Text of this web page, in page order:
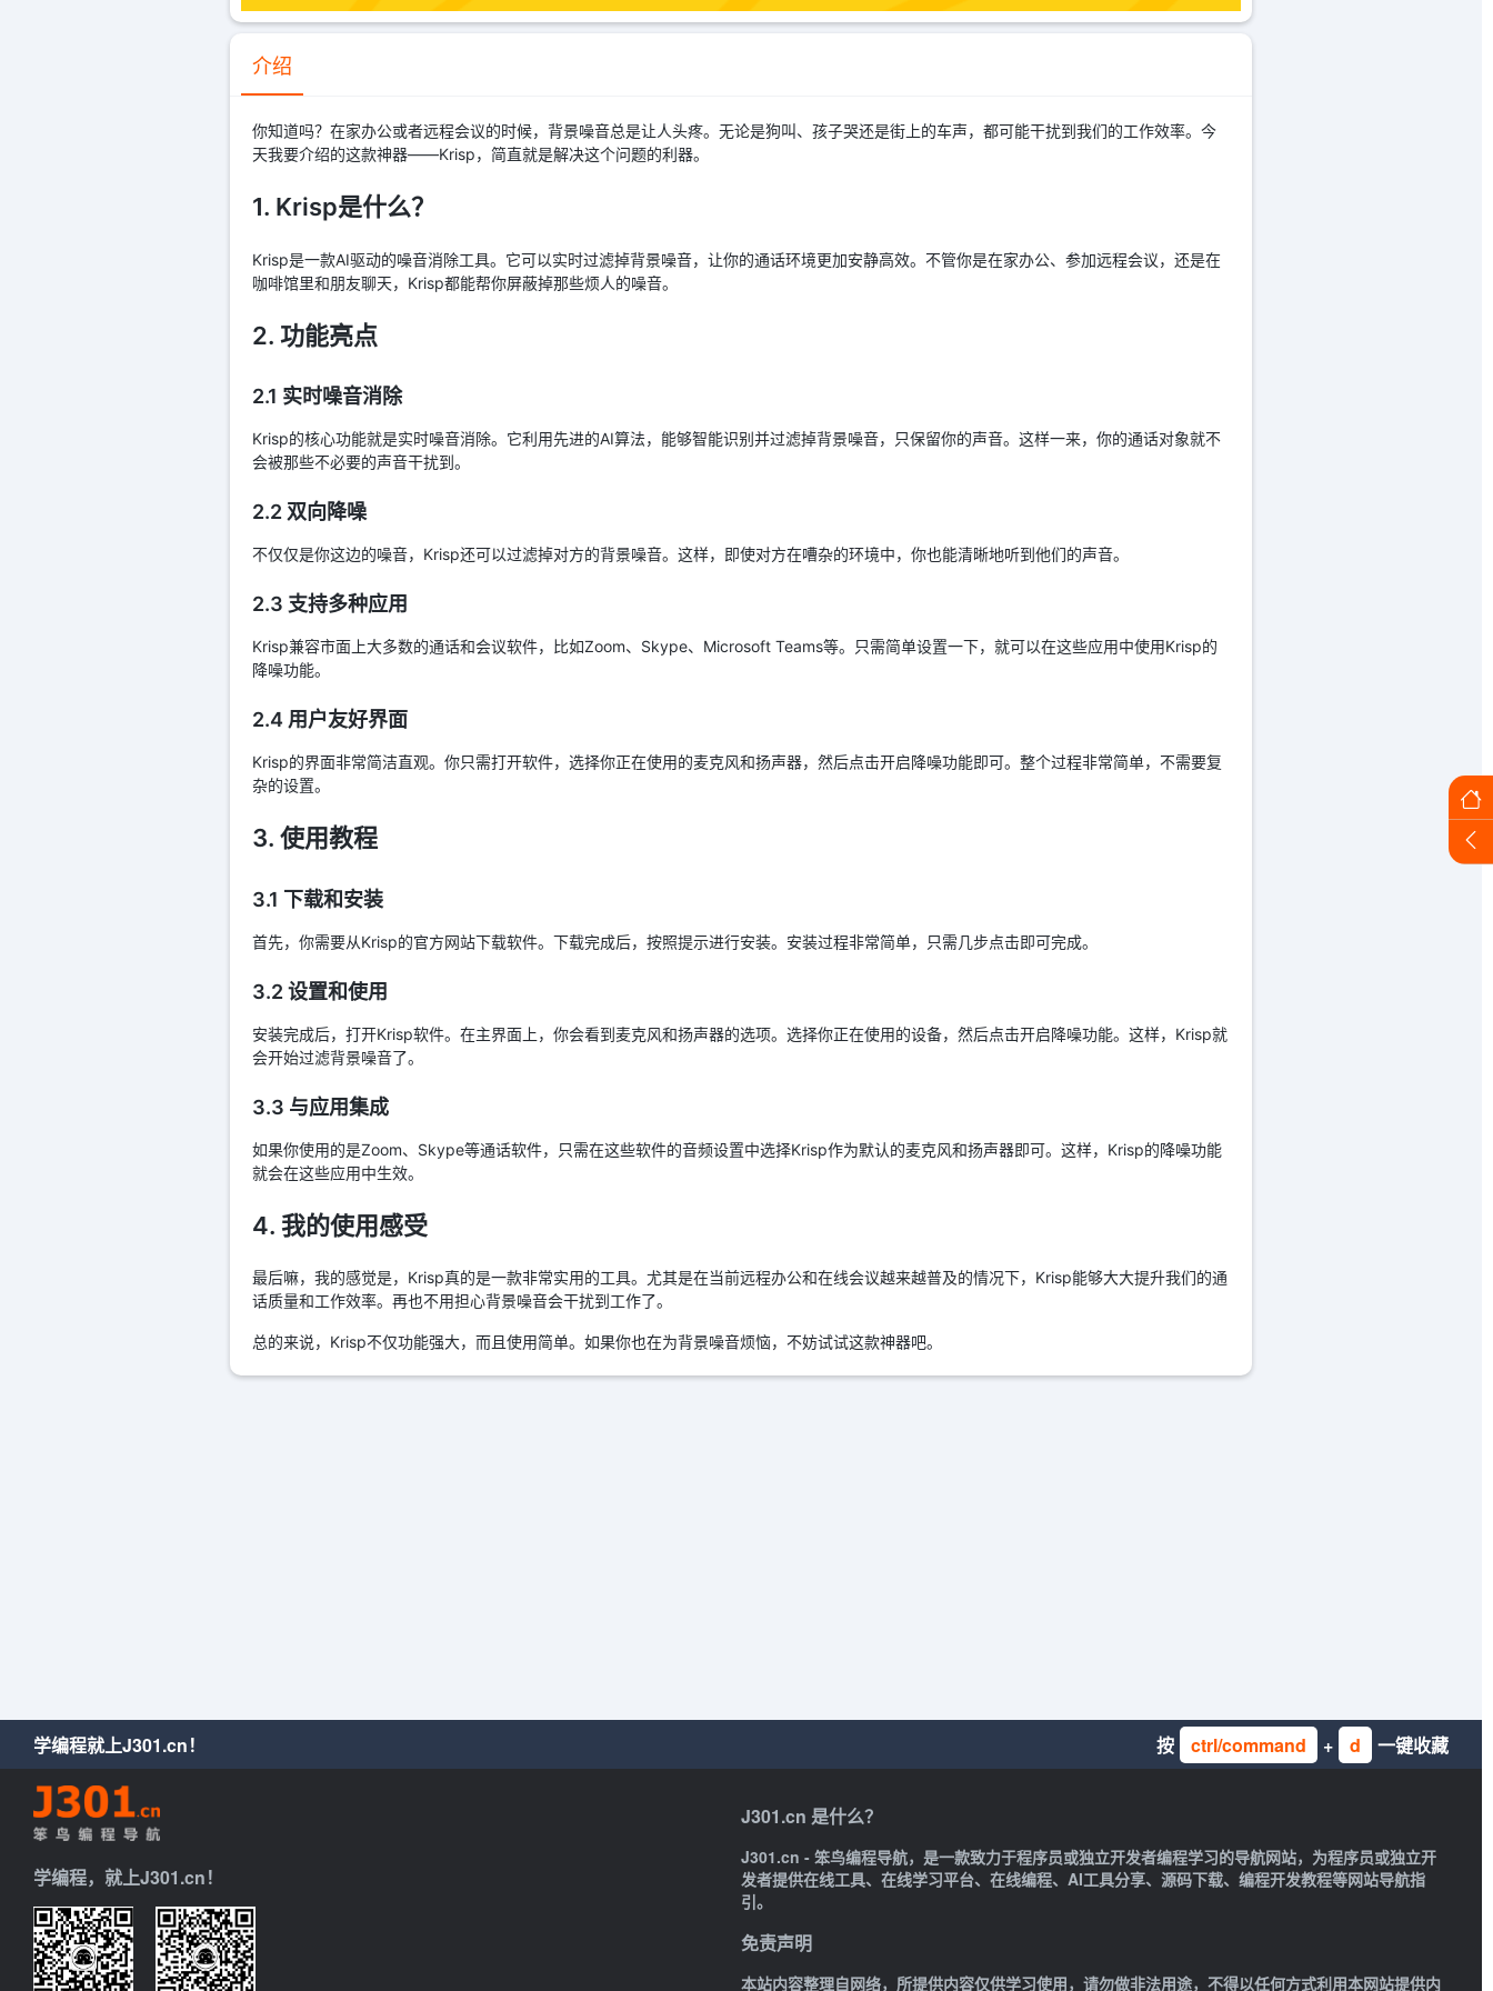
介绍
你知道吗？在家办公或者远程会议的时候，背景噪音总是让人头疼。无论是狗叫、孩子哭还是街上的车声，都可能干扰到我们的工作效率。今
天我要介绍的这款神器——Krisp，简直就是解决这个问题的利器。
1. Krisp是什么？
Krisp是一款AI驱动的噪音消除工具。它可以实时过滤掉背景噪音，让你的通话环境更加安静高效。不管你是在家办公、参加远程会议，还是在
咖啡馆里和朋友聊天，Krisp都能帮你屏蔽掉那些烦人的噪音。
2. 功能亮点
2.1 实时噪音消除
Krisp的核心功能就是实时噪音消除。它利用先进的AI算法，能够智能识别并过滤掉背景噪音，只保留你的声音。这样一来，你的通话对象就不
会被那些不必要的声音干扰到。
2.2 双向降噪
不仅仅是你这边的噪音，Krisp还可以过滤掉对方的背景噪音。这样，即使对方在嘈杂的环境中，你也能清晰地听到他们的声音。
2.3 支持多种应用
Krisp兼容市面上大多数的通话和会议软件，比如Zoom、Skype、Microsoft Teams等。只需简单设置一下，就可以在这些应用中使用Krisp的
降噪功能。
2.4 用户友好界面
Krisp的界面非常简洁直观。你只需打开软件，选择你正在使用的麦克风和扬声器，然后点击开启降噪功能即可。整个过程非常简单，不需要复
杂的设置。
3. 使用教程
3.1 下载和安装
首先，你需要从Krisp的官方网站下载软件。下载完成后，按照提示进行安装。安装过程非常简单，只需几步点击即可完成。
3.2 设置和使用
安装完成后，打开Krisp软件。在主界面上，你会看到麦克风和扬声器的选项。选择你正在使用的设备，然后点击开启降噪功能。这样，Krisp就
会开始过滤背景噪音了。
3.3 与应用集成
如果你使用的是Zoom、Skype等通话软件，只需在这些软件的音频设置中选择Krisp作为默认的麦克风和扬声器即可。这样，Krisp的降噪功能
就会在这些应用中生效。
4. 我的使用感受
最后嘛，我的感觉是，Krisp真的是一款非常实用的工具。尤其是在当前远程办公和在线会议越来越普及的情况下，Krisp能够大大提升我们的通
话质量和工作效率。再也不用担心背景噪音会干扰到工作了。
总的来说，Krisp不仅功能强大，而且使用简单。如果你也在为背景噪音烦恼，不妨试试这款神器吧。
学编程就上J301.cn！ 按 ctrl/command + d 一键收藏
学编程，就上J301.cn！
J301.cn 是什么？
J301.cn - 笨鸟编程导航，是一款致力于程序员或独立开发者编程学习的导航网站，为程序员或独立开
发者提供在线工具、在线学习平台、在线编程、AI工具分享、源码下载、编程开发教程等网站导航指
引。
免责声明
本站内容整理自网络，所提供内容仅供学习使用，请勿做非法用途，不得以任何方式利用本网站提供内